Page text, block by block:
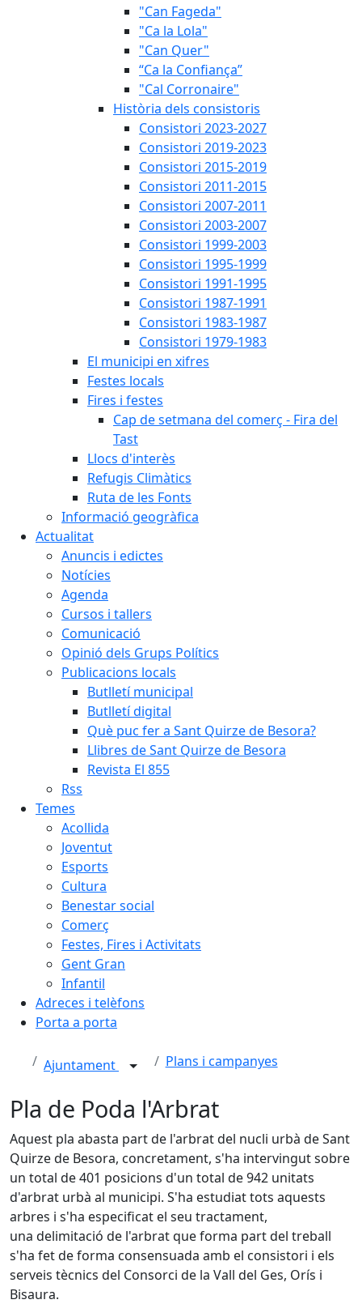
"Can Fageda"
"Ca la Lola"
"Can Quer"
“Ca la Confiança”
"Cal Corronaire"
Història dels consistoris
Consistori 2023-2027
Consistori 2019-2023
Consistori 2015-2019
Consistori 2011-2015
Consistori 2007-2011
Consistori 2003-2007
Consistori 1999-2003
Consistori 1995-1999
Consistori 1991-1995
Consistori 1987-1991
Consistori 1983-1987
Consistori 1979-1983
El municipi en xifres
Festes locals
Fires i festes
Cap de setmana del comerç - Fira del
Tast
Llocs d'interès
Refugis Climàtics
Ruta de les Fonts
Informació geogràfica
Actualitat
Anuncis i edictes
Notícies
Agenda
Cursos i tallers
Comunicació
Opinió dels Grups Polítics
Publicacions locals
Butlletí municipal
Butlletí digital
Què puc fer a Sant Quirze de Besora?
Llibres de Sant Quirze de Besora
Revista El 855
Rss
Temes
Acollida
Joventut
Esports
Cultura
Benestar social
Comerç
Festes, Fires i Activitats
Gent Gran
Infantil
Adreces i telèfons
Porta a porta
Ajuntament Plans i campanyes
Pla de Poda l'Arbrat
Aquest pla abasta part de l'arbrat del nucli urbà de Sant
Quirze de Besora, concretament, s'ha intervingut sobre
un total de 401 posicions d'un total de 942 unitats
d'arbrat urbà al municipi. S'ha estudiat tots aquests
arbres i s'ha especificat el seu tractament,
una delimitació de l'arbrat que forma part del treball
s'ha fet de forma consensuada amb el consistori i els
serveis tècnics del Consorci de la Vall del Ges, Orís i
Bisaura.